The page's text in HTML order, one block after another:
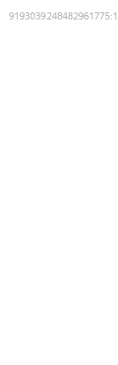
9193039248482961775: